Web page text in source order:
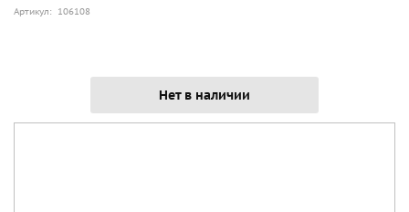
Артикул: 106108
Нет в наличии